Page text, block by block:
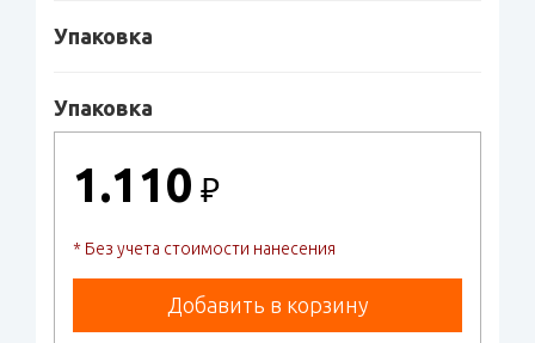
Упаковка
Упаковка
1.110 ₽
* Без учета стоимости нанесения
Добавить в корзину